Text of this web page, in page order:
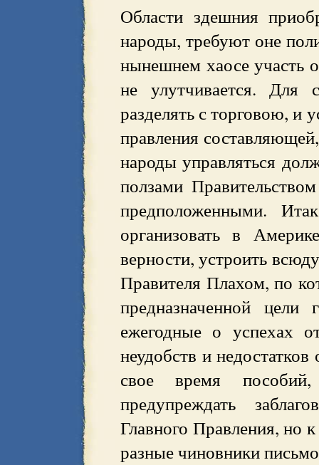
Области здешния
народы, требуют оне
нынешнем хаосе участь
не улутчивается. Для
разделять с торговою, и
правления
народы управляться
ползами
предположенными.
организовать в
верности, устроить
Правителя Плахом, по
предназначенной
ежегодные о успехах
неудобств и
свое время
предупреждать
Главного Правления, но
разные чиновники